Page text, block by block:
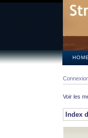
HOME
Voir les
Index